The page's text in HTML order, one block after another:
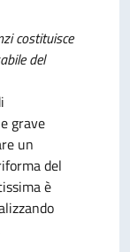
costituisce
del
grave
un
del
è